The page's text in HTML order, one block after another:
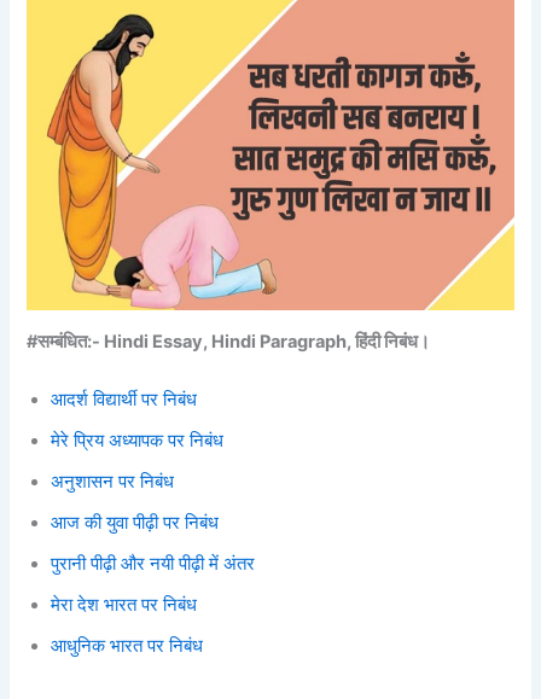
#सम्बंधित:- Hindi Essay, Hindi Paragraph, हिंदी निबंध।
आदर्श विद्यार्थी पर निबंध
मेरे प्रिय अध्यापक पर निबंध
अनुशासन पर निबंध
आज की युवा पीढ़ी पर निबंध
पुरानी पीढ़ी और नयी पीढ़ी में अंतर
मेरा देश भारत पर निबंध
आधुनिक भारत पर निबंध